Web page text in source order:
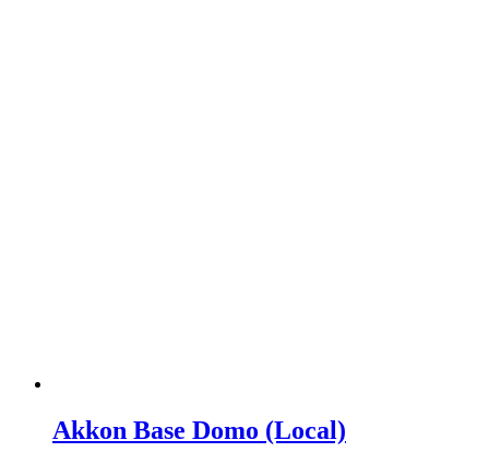
Akkon Base Domo (Local)